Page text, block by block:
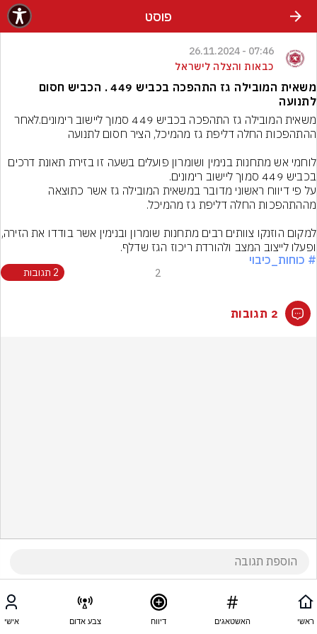
פוסט
07:46 - 26.11.2024
כבאות והצלה לישראל
משאית המובילה גז התהפכה בכביש 449 . הכביש חסום
לתנועה
משאית המובילה גז התהפכה בכביש 449 סמוך ליישוב רימונים.לאחר
ופעלו לייצוב המצב ולהורדת ריכוז הגז שדלף.
# כוחות_כיבוי
2 2 תגובות
2 תגובות
ראשי האשטאגים דיווח צבע אדום אישי